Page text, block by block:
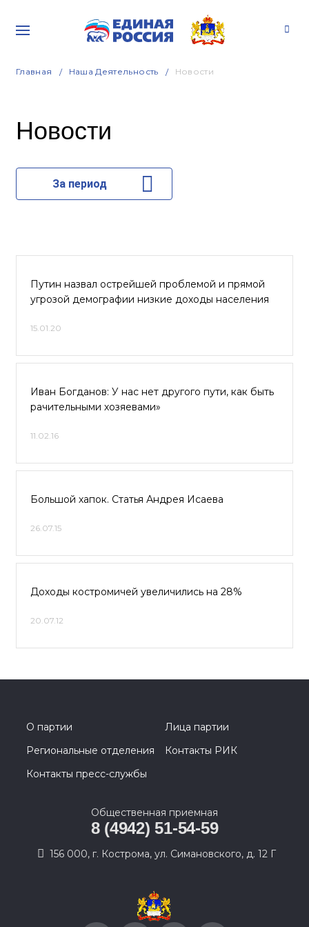
Главная Наша Деятельность Новости
Новости
За период
Путин назвал острейшей проблемой и прямой
угрозой демографии низкие доходы населения
15.01.20
Иван Богданов: У нас нет другого пути, как быть
рачительными хозяевами»
11.02.16
Большой хапок. Статья Андрея Исаева
26.07.15
Доходы костромичей увеличились на 28%
20.07.12
О партии
Лица партии
Региональные отделения
Контакты РИК
Контакты пресс-службы
Общественная приемная
8 (4942) 51-54-59
156 000, г. Кострома, ул. Симановского, д. 12 Г